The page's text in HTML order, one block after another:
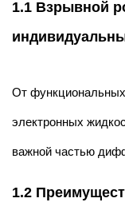
1.1 Взрывной
От
электронных
важной частью
1.2